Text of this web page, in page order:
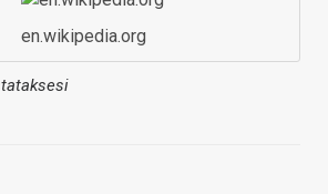
en.wikipedia.org